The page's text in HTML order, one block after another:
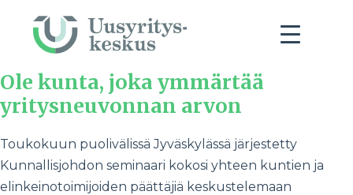
Ole kunta, joka ymmärtää
yritysneuvonnan arvon
Toukokuun puolivälissä Jyväskylässä järjestetty
Kunnallisjohdon seminaari kokosi yhteen kuntien ja
elinkeinotoimijoiden päättäjiä keskustelemaan